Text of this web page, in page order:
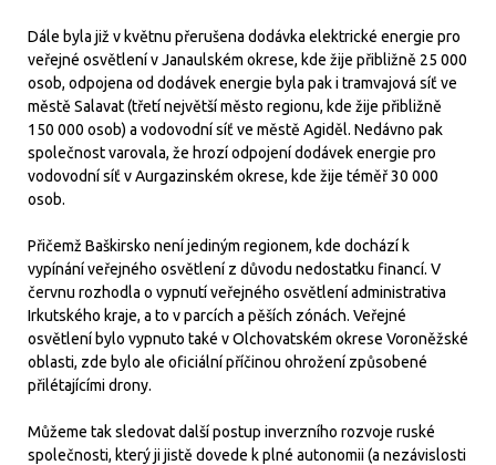
Dále byla již v květnu přerušena dodávka elektrické energie pro
veřejné osvětlení v Janaulském okrese, kde žije přibližně 25 000
osob, odpojena od dodávek energie byla pak i tramvajová síť ve
městě Salavat (třetí největší město regionu, kde žije přibližně
150 000 osob) a vodovodní síť ve městě Agiděl. Nedávno pak
společnost varovala, že hrozí odpojení dodávek energie pro
vodovodní síť v Aurgazinském okrese, kde žije téměř 30 000
osob.
Přičemž Baškirsko není jediným regionem, kde dochází k
vypínání veřejného osvětlení z důvodu nedostatku financí. V
červnu rozhodla o vypnutí veřejného osvětlení administrativa
Irkutského kraje, a to v parcích a pěších zónách. Veřejné
osvětlení bylo vypnuto také v Olchovatském okrese Voroněžské
oblasti, zde bylo ale oficiální příčinou ohrožení způsobené
přilétajícími drony.
Můžeme tak sledovat další postup inverzního rozvoje ruské
společnosti, který ji jistě dovede k plné autonomii (a nezávislosti